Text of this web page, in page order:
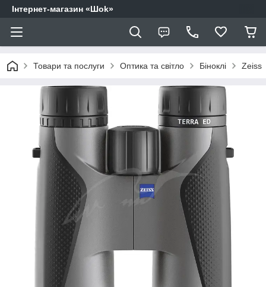
Інтернет-магазин «Шоk»
Товари та послуги Оптика та світло Біноклі Zeiss